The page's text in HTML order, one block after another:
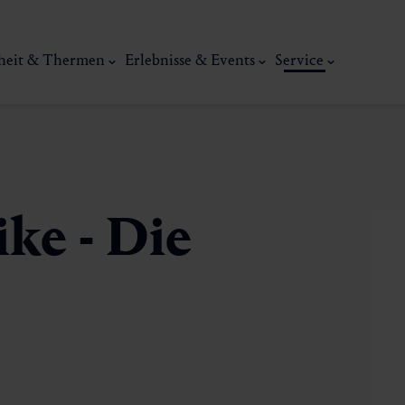
& Thermen Erlebnisse & Events Service
- Die